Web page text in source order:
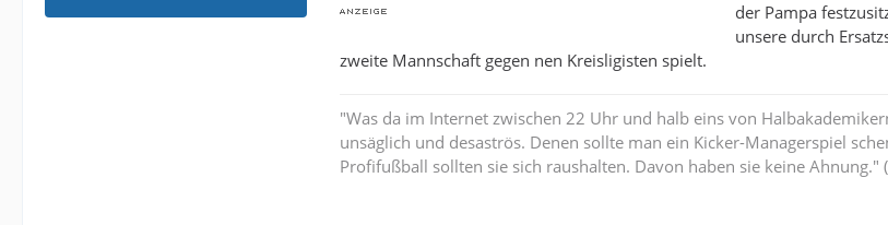
der Pampa
unsere durch
zweite Mannschaft gegen nen Kreisligisten spielt.
"Was da im Internet zwischen 22 Uhr und halb eins von
unsäglich und desaströs. Denen sollte man ein Kicker-Managerspiel
Profifußball sollten sie sich raushalten. Davon haben sie keine Ahnung."